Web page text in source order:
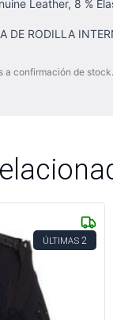
Leather, 8 %
DE RODILLA
a confirmación de stock.
ÚLTIMAS 2